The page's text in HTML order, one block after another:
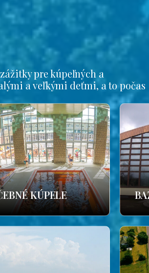
pre kúpeľných a
a veľkými deťmi, a to počas
KÚPELE